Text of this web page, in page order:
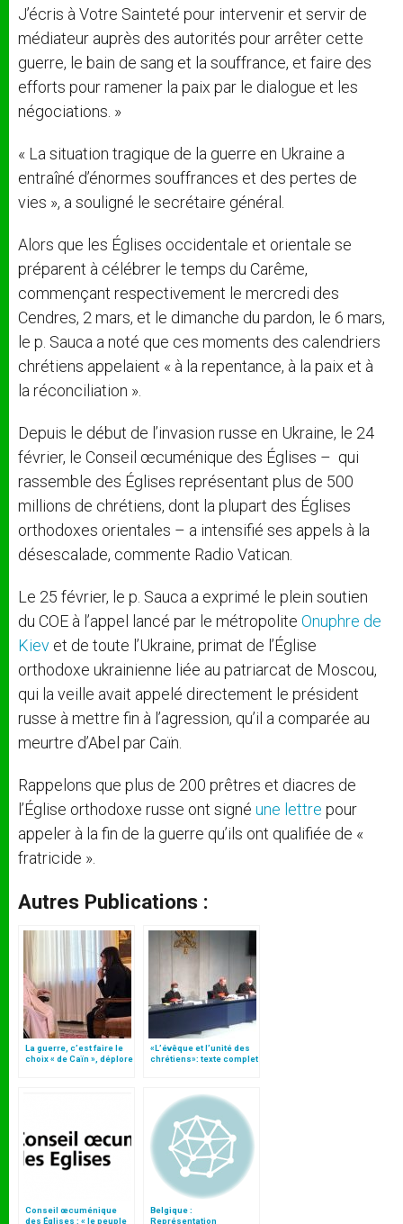
J’écris à Votre Sainteté pour intervenir et servir de
médiateur auprès des autorités pour arrêter cette
guerre, le bain de sang et la souffrance, et faire des
efforts pour ramener la paix par le dialogue et les
négociations. »
« La situation tragique de la guerre en Ukraine a
entraîné d’énormes souffrances et des pertes de
vies », a souligné le secrétaire général.
Alors que les Églises occidentale et orientale se
préparent à célébrer le temps du Carême,
commençant respectivement le mercredi des
Cendres, 2 mars, et le dimanche du pardon, le 6 mars,
le p. Sauca a noté que ces moments des calendriers
chrétiens appelaient « à la repentance, à la paix et à
la réconciliation ».
Depuis le début de l’invasion russe en Ukraine, le 24
février, le Conseil œcuménique des Églises – qui
rassemble des Églises représentant plus de 500
millions de chrétiens, dont la plupart des Églises
orthodoxes orientales – a intensifié ses appels à la
désescalade, commente Radio Vatican.
Le 25 février, le p. Sauca a exprimé le plein soutien
du COE à l’appel lancé par le métropolite Onuphre de
Kiev et de toute l’Ukraine, primat de l’Église
orthodoxe ukrainienne liée au patriarcat de Moscou,
qui la veille avait appelé directement le président
russe à mettre fin à l’agression, qu’il a comparée au
meurtre d’Abel par Caïn.
Rappelons que plus de 200 prêtres et diacres de
l’Église orthodoxe russe ont signé une lettre pour
appeler à la fin de la guerre qu’ils ont qualifiée de «
fratricide ».
Autres Publications :
La guerre, c’est faire le
choix « de Caïn », déplore
«L’évêque et l’unité des
chrétiens»: texte complet
Conseil œcuménique
des Églises : « le peuple
Belgique :
Représentation